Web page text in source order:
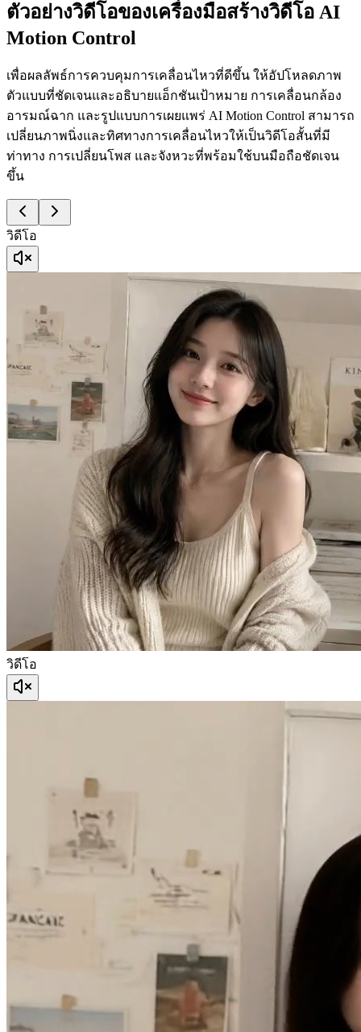
ตัวอย่างวิดีโอของเครื่องมือสร้างวิดีโอ AI
Motion Control
เพื่อผลลัพธ์การควบคุมการเคลื่อนไหวที่ดีขึ้น ให้อัปโหลดภาพ
ตัวแบบที่ชัดเจนและอธิบายแอ็กชันเป้าหมาย การเคลื่อนกล้อง
อารมณ์ฉาก และรูปแบบการเผยแพร่ AI Motion Control สามารถ
เปลี่ยนภาพนิ่งและทิศทางการเคลื่อนไหวให้เป็นวิดีโอสั้นที่มี
ท่าทาง การเปลี่ยนโพส และจังหวะที่พร้อมใช้บนมือถือชัดเจน
ขึ้น
วิดีโอ
วิดีโอ